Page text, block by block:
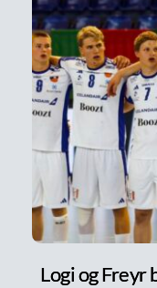
Logi og Freyr